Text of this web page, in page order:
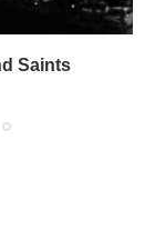
Saints